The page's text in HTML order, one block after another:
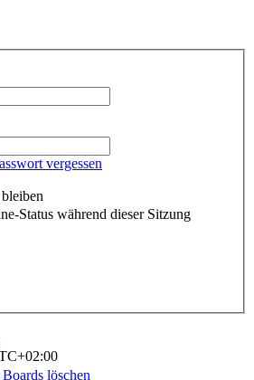
vergessen
Status während dieser Sitzung
löschen